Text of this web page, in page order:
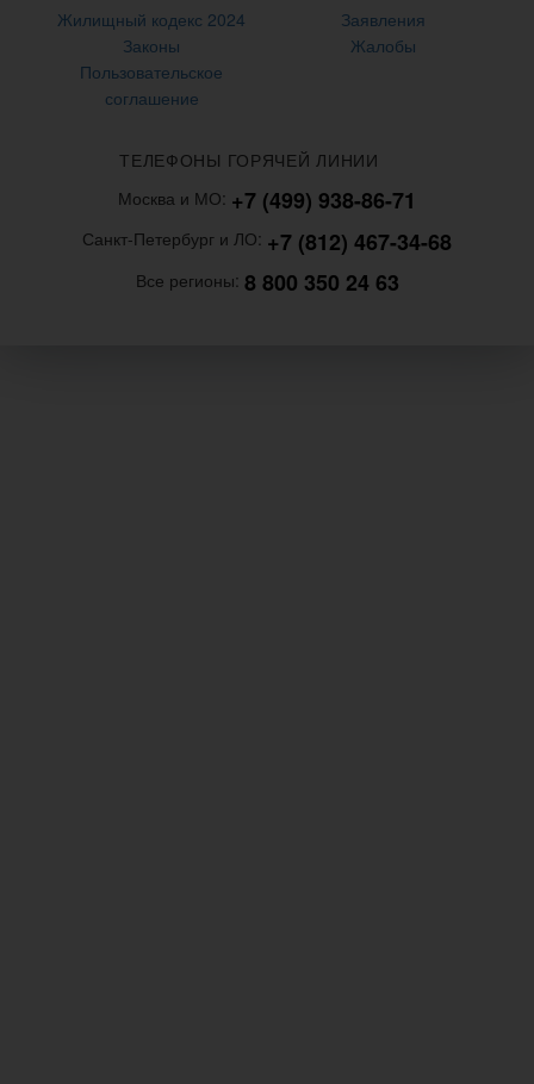
Жилищный кодекс 2024
Законы
Пользовательское
соглашение
Заявления
Жалобы
ТЕЛЕФОНЫ ГОРЯЧЕЙ ЛИНИИ
Москва и МО: +7 (499) 938-86-71
Санкт-Петербург и ЛО: +7 (812) 467-34-68
Все регионы: 8 800 350 24 63